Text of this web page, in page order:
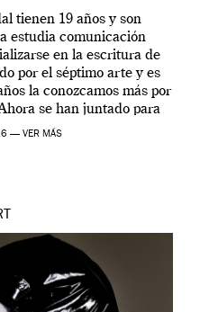
tienen 19 años y son
estudia comunicación
en la escritura de
por el séptimo arte y es
la conozcamos más por
se han juntado para
una […]
— VER MÁS